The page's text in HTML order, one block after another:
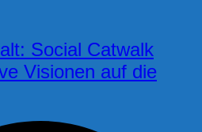
Social Catwalk
Visionen auf die